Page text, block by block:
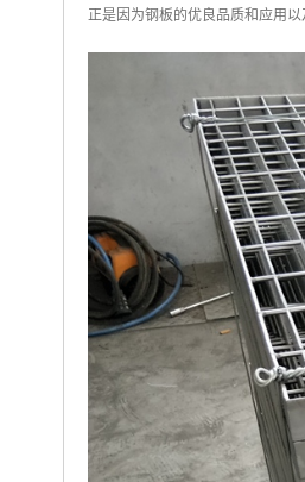
正是因为钢板的优良品质和应用